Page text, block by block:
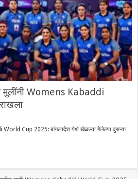
मुलींनी Womens Kabaddi
Cup 2025: बांगलादेश येथे खेळल्या गेलेल्या दुसऱ्या